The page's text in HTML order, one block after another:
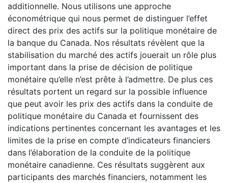
additionnelle. Nous utilisons une approche
économétrique qui nous permet de distinguer l’effet
direct des prix des actifs sur la politique monétaire de
la banque du Canada. Nos résultats révèlent que la
stabilisation du marché des actifs jouerait un rôle plus
important dans la prise de décision de politique
monétaire qu’elle n’est prête à l’admettre. De plus ces
résultats portent un regard sur la possible influence
que peut avoir les prix des actifs dans la conduite de
politique monétaire du Canada et fournissent des
indications pertinentes concernant les avantages et les
limites de la prise en compte d’indicateurs financiers
dans l’élaboration de la conduite de la politique
monétaire canadienne. Ces résultats suggèrent aux
participants des marchés financiers, notamment les